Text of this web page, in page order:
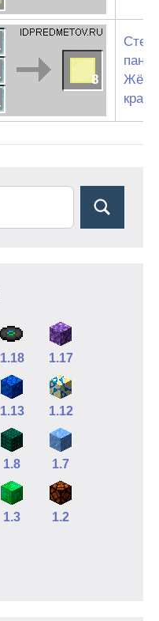
8
1.18 1.17
1.13 1.12
1.8 1.7
1.3 1.2